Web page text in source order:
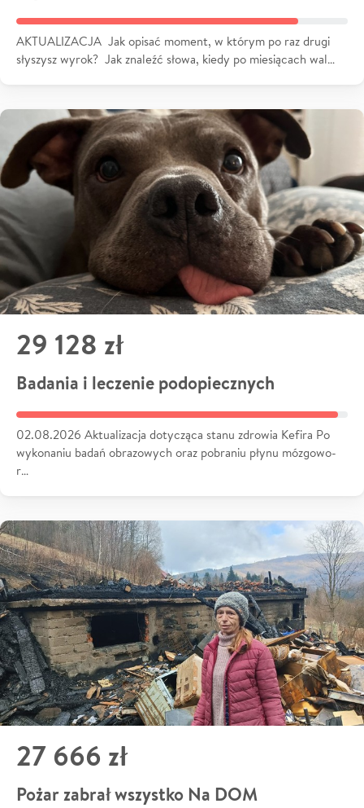
AKTUALIZACJA Jak opisać moment, w którym po raz drugi
słyszysz wyrok? Jak znaleźć słowa, kiedy po miesiącach wal…
29 128 zł
Badania i leczenie podopiecznych
02.08.2026 Aktualizacja dotycząca stanu zdrowia Kefira Po
wykonaniu badań obrazowych oraz pobraniu płynu mózgowo-
r…
27 666 zł
Pożar zabrał wszystko Na DOM